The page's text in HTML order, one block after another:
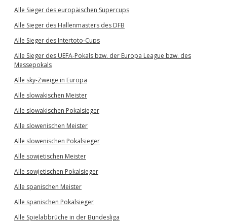
Alle Sieger des europäischen Supercups
Alle Sieger des Hallenmasters des DFB
Alle Sieger des Intertoto-Cups
Alle Sieger des UEFA-Pokals bzw. der Europa League bzw. des
Messepokals
Alle sky-Zweige in Europa
Alle slowakischen Meister
Alle slowakischen Pokalsieger
Alle slowenischen Meister
Alle slowenischen Pokalsieger
Alle sowjetischen Meister
Alle sowjetischen Pokalsieger
Alle spanischen Meister
Alle spanischen Pokalsieger
Alle Spielabbrüche in der Bundesliga